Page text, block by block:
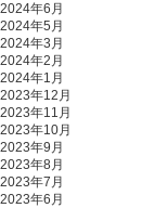
2024年6月
2024年5月
2024年3月
2024年2月
2024年1月
2023年12月
2023年11月
2023年10月
2023年9月
2023年8月
2023年7月
2023年6月